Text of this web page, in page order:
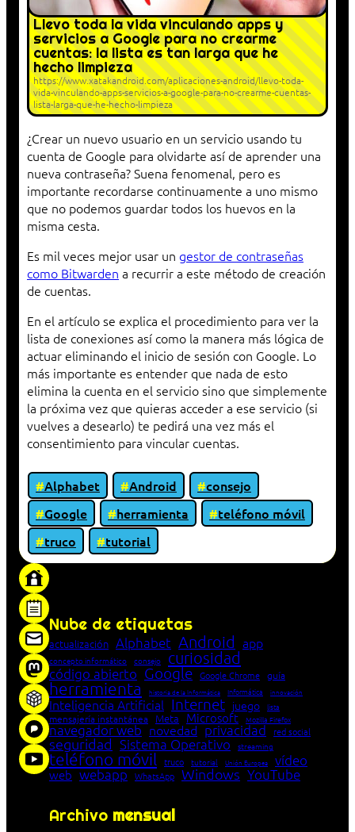
Llevo toda la vida vinculando apps y
servicios a Google para no crearme
cuentas: la lista es tan larga que he
hecho limpieza
https://www.xatakandroid.com/aplicaciones-android/llevo-toda-
vida-vinculando-apps-servicios-a-google-para-no-crearme-cuentas-
lista-larga-que-he-hecho-limpieza
¿Crear un nuevo usuario en un servicio usando tu
cuenta de Google para olvidarte así de aprender una
nueva contraseña? Suena fenomenal, pero es
importante recordarse continuamente a uno mismo
que no podemos guardar todos los huevos en la
misma cesta.
Es mil veces mejor usar un gestor de contraseñas
como Bitwarden a recurrir a este método de creación
de cuentas.
En el artículo se explica el procedimiento para ver la
lista de conexiones así como la manera más lógica de
actuar eliminando el inicio de sesión con Google. Lo
más importante es entender que nada de esto
elimina la cuenta en el servicio sino que simplemente
la próxima vez que quieras acceder a ese servicio (si
vuelves a desearlo) te pedirá una vez más el
consentimiento para vincular cuentas.
Alphabet Android
consejo
Google
herramienta
teléfono móvil
truco
tutorial
Nube de etiquetas
actualización Alphabet Android app
concepto informático consejo curiosidad
código abierto Google Google Chrome guía
herramienta historia de la Informática Informática innovación
Inteligencia Artificial Internet juego lista
mensajería instantánea Meta Microsoft Mozilla Firefox
navegador web novedad privacidad red social
seguridad Sistema Operativo streaming
teléfono móvil truco tutorial Unión Europea vídeo
web webapp WhatsApp Windows YouTube
Archivo mensual